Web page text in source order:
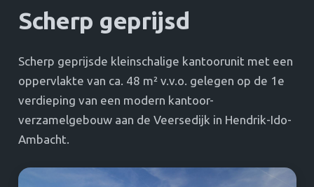
Scherp geprijsd
Scherp geprijsde kleinschalige kantoorunit met een
oppervlakte van ca. 48 m² v.v.o. gelegen op de 1e
verdieping van een modern kantoor-
verzamelgebouw aan de Veersedijk in Hendrik-Ido-
Ambacht.